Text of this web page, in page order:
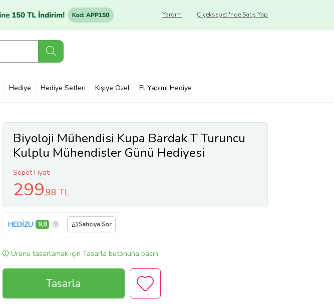
Çiçeksepeti'nde Satış Yap
Yardım
Hediye Hediye Setleri Kişiye Özel El Yapımı Hediye
Biyoloji Mühendisi Kupa Bardak T Turuncu
Kulplu Mühendisler Günü Hediyesi
Sepet Fiyatı
299,98 TL
HEDİZU 9,8 Satıcıya Sor
Ürünü tasarlamak için Tasarla butonuna basın.
Tasarla